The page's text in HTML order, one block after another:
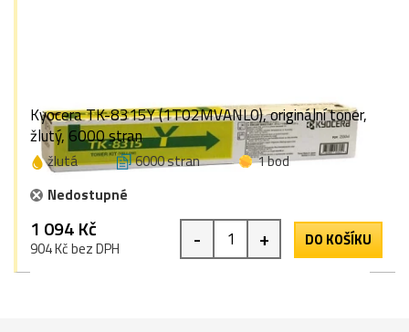
Kyocera TK-8315Y (1T02MVANL0), originální toner,
žlutý, 6000 stran
žlutá 6000 stran
1 bod
Nedostupné
1 094 Kč
904 Kč bez DPH - + DO KOŠÍKU